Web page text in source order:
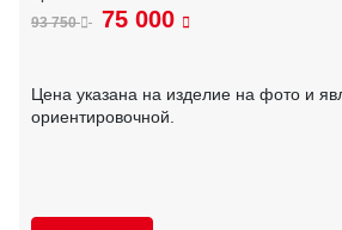
93 750 75 000
Цена указана на изделие на фото и
ориентировочной.